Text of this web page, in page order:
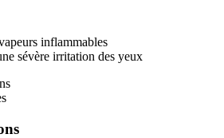
inflammables
sévère irritation des yeux